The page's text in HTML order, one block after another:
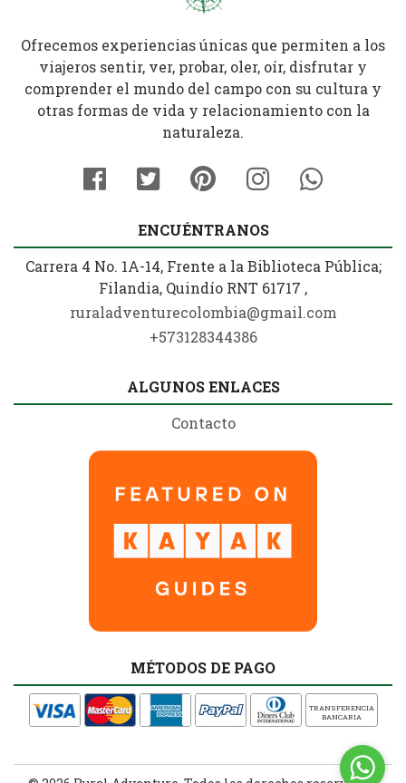
Ofrecemos experiencias únicas que permiten a los
viajeros sentir, ver, probar, oler, oír, disfrutar y
comprender el mundo del campo con su cultura y
otras formas de vida y relacionamiento con la
naturaleza.
ENCUÉNTRANOS
Carrera 4 No. 1A-14, Frente a la Biblioteca Pública;
Filandia, Quindío RNT 61717 ,
ruraladventurecolombia@gmail.com
+573128344386
ALGUNOS ENLACES
Contacto
MÉTODOS DE PAGO
TRANSFERENCIA
BANCARIA